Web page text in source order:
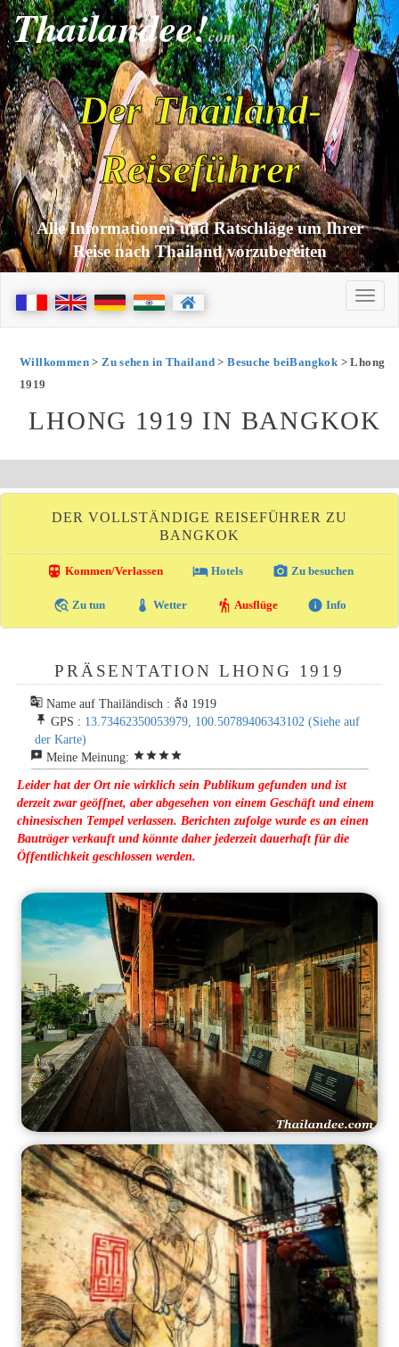
Thailandee!com
Der Thailand-
Reiseführer
Alle Informationen und Ratschläge um Ihrer
Reise nach Thailand vorzubereiten
Willkommen>Zu sehen in Thailand>Besuche beiBangkok > Lhong
1919
LHONG 1919 IN BANGKOK
DER VOLLSTÄNDIGE REISEFÜHRER ZU
BANGKOK
directions_transit Kommen/Verlassen local_hotelHotels photo_camera Zu besuchen
travel_explore Zu tun thermostat Wetter hiking Ausflüge info Info
PRÄSENTATION LHONG 1919
g_translate Name auf Thailändisch : ล้ง 1919
push_pin GPS : 13.73462350053979, 100.50789406343102 (Siehe auf
der Karte)
reviews Meine Meinung: starstarstarstar
Leider hat der Ort nie wirklich sein Publikum gefunden und ist
derzeit zwar geöffnet, aber abgesehen von einem Geschäft und einem
chinesischen Tempel verlassen. Berichten zufolge wurde es an einen
Bauträger verkauft und könnte daher jederzeit dauerhaft für die
Öffentlichkeit geschlossen werden.